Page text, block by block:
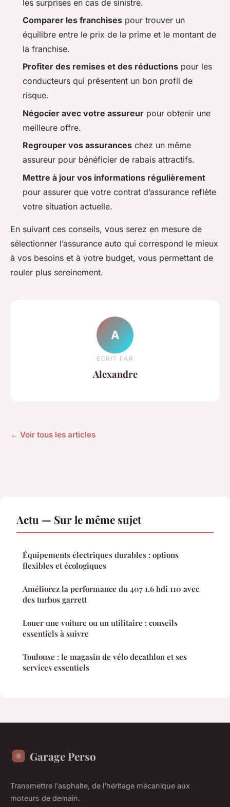
les surprises en cas de sinistre.
Comparer les franchises pour trouver un
équilibre entre le prix de la prime et le montant de
la franchise.
Profiter des remises et des réductions pour les
conducteurs qui présentent un bon profil de
risque.
Négocier avec votre assureur pour obtenir une
meilleure offre.
Regrouper vos assurances chez un même
assureur pour bénéficier de rabais attractifs.
Mettre à jour vos informations régulièrement
pour assurer que votre contrat d’assurance reflète
votre situation actuelle.
En suivant ces conseils, vous serez en mesure de
sélectionner l’assurance auto qui correspond le mieux
à vos besoins et à votre budget, vous permettant de
rouler plus sereinement.
A
ECRIT PAR
Alexandre
← Voir tous les articles
Actu — Sur le même sujet
Équipements électriques durables : options
flexibles et écologiques
Améliorez la performance du 407 1.6 hdi 110 avec
des turbos garrett
Louer une voiture ou un utilitaire : conseils
essentiels à suivre
Toulouse : le magasin de vélo decathlon et ses
services essentiels
Garage Perso
Transmettre l'asphalte, de l'héritage mécanique aux
moteurs de demain.